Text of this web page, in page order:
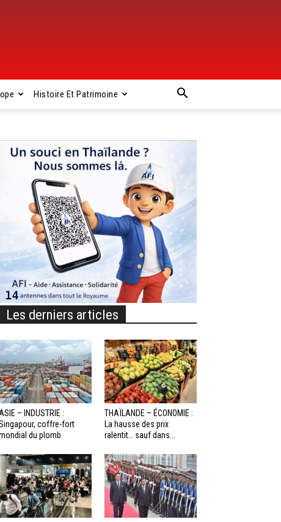
Histoire Et Patrimoine
Les derniers articles
– INDUSTRIE :
coffre-fort
du plomb
THAÏLANDE – ÉCONOMIE :
La hausse des prix
ralentit… sauf dans...